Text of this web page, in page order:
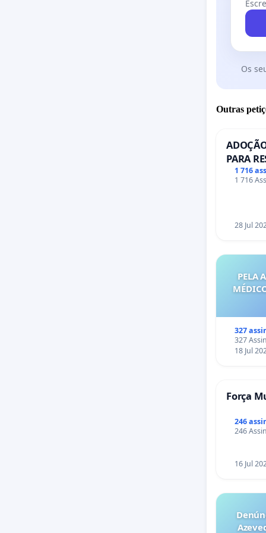
Os
Outras
PARA
PONTE
1 716
1 716
28 Jul
PELA
327
327
18 Jul
Força
246
246
16 Jul